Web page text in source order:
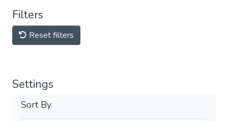
Filters
Reset filters
Settings
Sort By